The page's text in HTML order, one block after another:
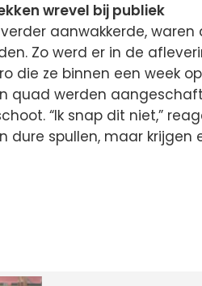
wrevel bij publiek
aanwakkerde, waren
Zo werd er in de
die ze binnen een week
quad werden
“Ik snap dit niet,”
dure spullen, maar krijgen